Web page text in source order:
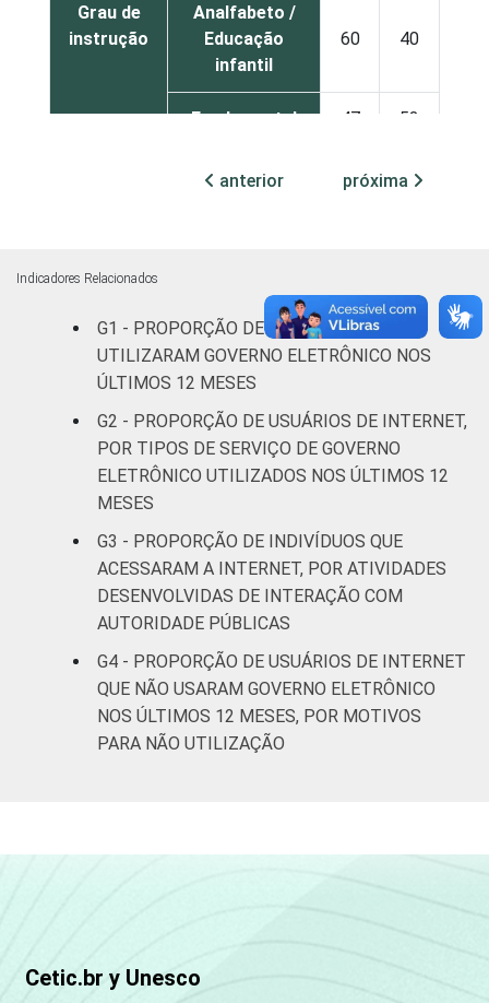
Grau de
instrução
Analfabeto /
Educação
infantil
60 40
Fundamental 47 53
Médio 66 34
Faixa
62 38
De 25 a 34
anos
De 35 a 44
anos
74
anos
69 31
60 anos ou
mais
Renda
familiar
Até 1 SM 53 47
Mais de 1 SM
até 2 SM
Mais de 5 SM
anterior próxima
Indicadores Relacionados
G1 - PROPORÇÃO DE INDIVÍDUOS QUE
UTILIZARAM GOVERNO ELETRÔNICO NOS
ÚLTIMOS 12 MESES
G2 - PROPORÇÃO DE USUÁRIOS DE INTERNET,
POR TIPOS DE SERVIÇO DE GOVERNO
ELETRÔNICO UTILIZADOS NOS ÚLTIMOS 12
MESES
G3 - PROPORÇÃO DE INDIVÍDUOS QUE
ACESSARAM A INTERNET, POR ATIVIDADES
DESENVOLVIDAS DE INTERAÇÃO COM
AUTORIDADE PÚBLICAS
G4 - PROPORÇÃO DE USUÁRIOS DE INTERNET
QUE NÃO USARAM GOVERNO ELETRÔNICO
NOS ÚLTIMOS 12 MESES, POR MOTIVOS
PARA NÃO UTILIZAÇÃO
Cetic.br y Unesco